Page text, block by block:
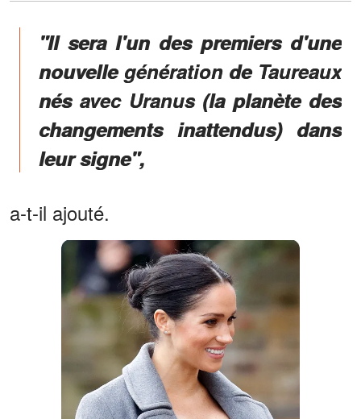
"Il sera l'un des premiers d'une
nouvelle génération de Taureaux
nés avec Uranus (la planète des
changements inattendus) dans
leur signe",
a-t-il ajouté.